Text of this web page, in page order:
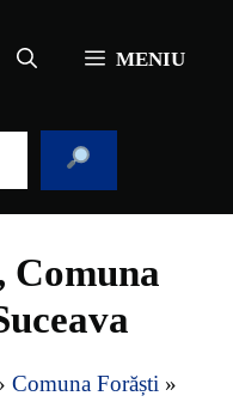
MENIU
Comuna
Comuna Forăști »